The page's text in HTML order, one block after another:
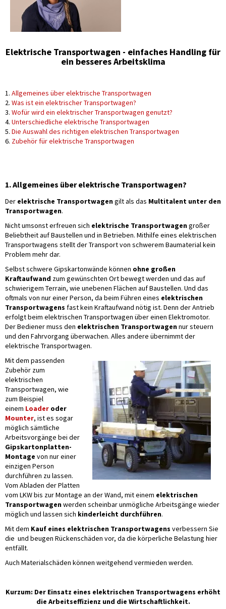
Elektrische Transportwagen - einfaches Handling für
ein besseres Arbeitsklima
1. Allgemeines über elektrische Transportwagen
2. Was ist ein elektrischer Transportwagen?
3. Wofür wird ein elektrischer Transportwagen genutzt?
4. Unterschiedliche elektrische Transportwagen
5. Die Auswahl des richtigen elektrischen Transportwagen
6. Zubehör für elektrische Transportwagen
1. Allgemeines über elektrische Transportwagen?
Der elektrische Transportwagengilt als das Multitalent unter den
Transportwagen.
Nicht umsonst erfreuen sich elektrische Transportwagengroßer
Beliebtheit auf Baustellen und in Betrieben. Mithilfe eines elektrischen
Transportwagens stellt der Transport von schwerem Baumaterial kein
Problem mehr dar.
Selbst schwere Gipskartonwände können ohne großen
Kraftaufwand zum gewünschten Ort bewegt werden und das auf
schwierigem Terrain, wie unebenen Flächen auf Baustellen. Und das
oftmals von nur einer Person, da beim Führen eines elektrischen
Transportwagens fast kein Kraftaufwand nötig ist. Denn der Antrieb
erfolgt beim elektrischen Transportwagen über einen Elektromotor.
Der Bediener muss den elektrischen Transportwagennur steuern
und den Fahrvorgang überwachen. Alles andere übernimmt der
elektrische Transportwagen.
Mit dem passenden
Zubehör zum
elektrischen
Transportwagen, wie
zum Beispiel
einem Loader oder
Mounter, ist es sogar
möglich sämtliche
Arbeitsvorgänge bei der
Gipskartonplatten-
Montage von nur einer
einzigen Person
durchführen zu lassen.
Vom Abladen der Platten
vom LKW bis zur Montage an der Wand, mit einem elektrischen
Transportwagenwerden scheinbar unmögliche Arbeitsgänge wieder
möglich und lassen sich kinderleicht durchführen.
Mit dem Kauf eines elektrischen Transportwagens verbessern Sie
die und beugen Rückenschäden vor, da die körperliche Belastung hier
entfällt.
Auch Materialschäden können weitgehend vermieden werden.
Kurzum: Der Einsatz eines elektrischen Transportwagens erhöht
die Arbeitseffizienz und die Wirtschaftlichkeit.